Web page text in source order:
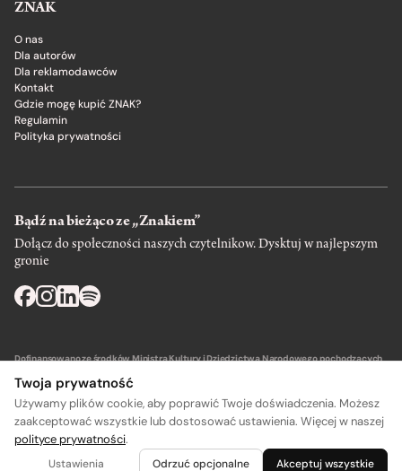
ZNAK
O nas
Dla autorów
Dla reklamodawców
Kontakt
Gdzie mogę kupić ZNAK?
Regulamin
Polityka prywatności
Bądź na bieżąco ze „Znakiem”
Dołącz do społeczności naszych czytelnikow. Dysktuj w najlepszym
gronie
Dofinansowano ze środków Ministra Kultury i Dziedzictwa Narodowego pochodzących
Wydawca: SIW Znak w Krakowie
Twoja prywatność
Używamy plików cookie, aby poprawić Twoje doświadczenia. Możesz
zaakceptować wszystkie lub dostosować ustawienia. Więcej w naszej
polityce prywatności.
Ustawienia Odrzuć opcjonalne Akceptuj wszystkie